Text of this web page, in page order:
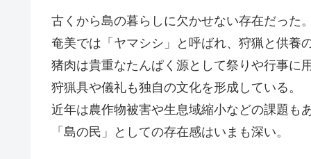
古くから島の暮らしに欠かせない存在だった。
奄美では「ヤマシシ」と呼ばれ、狩猟と供養
猪肉は貴重なたんぱく源として祭りや行事に
狩猟具や儀礼も独自の文化を形成している。
近年は農作物被害や生息域縮小などの課題もあ
「島の民」としての存在感はいまも深い。